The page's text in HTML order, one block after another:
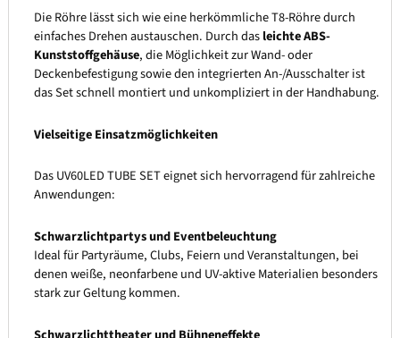
Die Röhre lässt sich wie eine herkömmliche T8-Röhre durch
einfaches Drehen austauschen. Durch dasleichte ABS-
Kunststoffgehäuse, die Möglichkeit zur Wand- oder
Deckenbefestigung sowie den integrierten An-/Ausschalter ist
das Set schnell montiert und unkompliziert in der Handhabung.
Vielseitige Einsatzmöglichkeiten
Das UV60LED TUBE SET eignet sich hervorragend für zahlreiche
Anwendungen:
Schwarzlichtpartys und Eventbeleuchtung
Ideal für Partyräume, Clubs, Feiern und Veranstaltungen, bei
denen weiße, neonfarbene und UV-aktive Materialien besonders
stark zur Geltung kommen.